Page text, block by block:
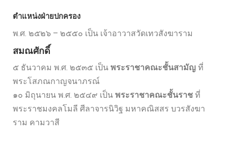
ตำแหน่งฝ่ายปกครอง
พ.ศ. ๒๕๒๖ – ๒๕๕๐ เป็น เจ้าอาวาสวัดเทวสังฆาราม
สมณศักดิ์
๕ ธันวาคม พ.ศ. ๒๕๓๕ เป็น พระราชาคณะชั้นสามัญ ที่
พระโสภณกาญจนาภรณ์
๑๐ มิถุนายน พ.ศ. ๒๕๔๙ เป็น พระราชาคณะชั้นราช ที่
พระราชมงคลโมลี ศีลาจารนิวิฐ มหาคณิสสร บวรสังฆา
ราม คามวาสี